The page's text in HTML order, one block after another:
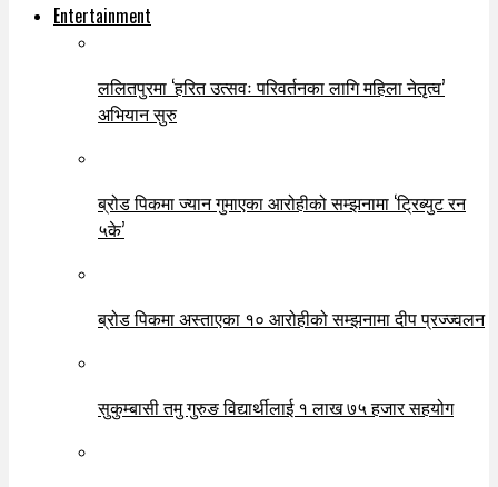
Entertainment
ललितपुरमा ‘हरित उत्सवः परिवर्तनका लागि महिला नेतृत्व’
अभियान सुरु
ब्रोड पिकमा ज्यान गुमाएका आरोहीको सम्झनामा ‘ट्रिब्युट रन
५के’
ब्रोड पिकमा अस्ताएका १० आरोहीको सम्झनामा दीप प्रज्ज्वलन
सुकुम्बासी तमु गुरुङ विद्यार्थीलाई १ लाख ७५ हजार सहयोग